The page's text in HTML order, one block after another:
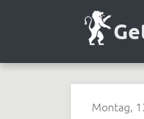
Montag,